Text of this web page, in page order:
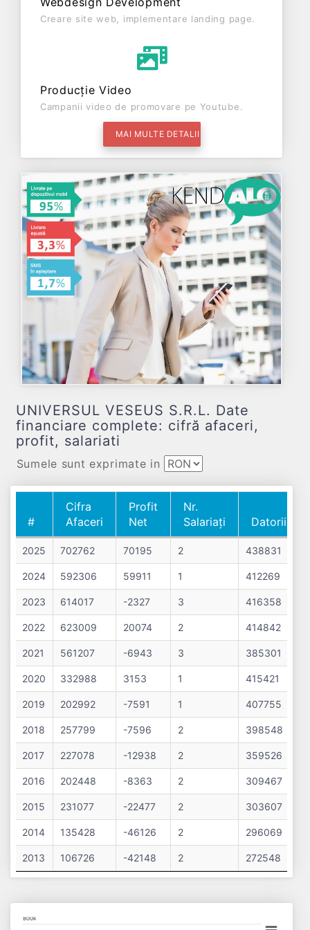
Creare site web, implementare landing page.
Producție Video
Campanii video de promovare pe Youtube.
MAI MULTE DETALII
UNIVERSUL VESEUS S.R.L. Date
financiare complete: cifră afaceri,
profit, salariati
Sumele sunt exprimate in
#
Cifra
Afaceri
Profit
Net
Nr.
Salariați
Datorii
#
Cifra
Afaceri
Profit
Net
Salariați
Datorii
2025 702762 70195 2 438831
2024 592306 59911 1 412269
2023 614017 -2327 3 416358
2022 623009 20074 2 414842
2021 561207 -6943 3 385301
2020 332988 3153 1 415421
2019 202992 -7591 1 407755
2018 257799 -7596 2 398548
2017 227078 -12938 2 359526
2016 202448 -8363 2 309467
2015 231077 -22477 2 303607
2014 135428 -46126 2 296069
2013 106726 -42148 2 272548
Chart
800k